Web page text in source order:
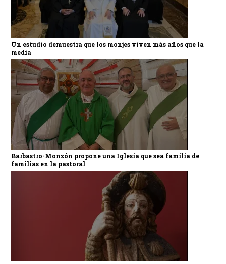
Un estudio demuestra que los monjes viven más años que la
media
Barbastro-Monzón propone una Iglesia que sea familia de
familias en la pastoral